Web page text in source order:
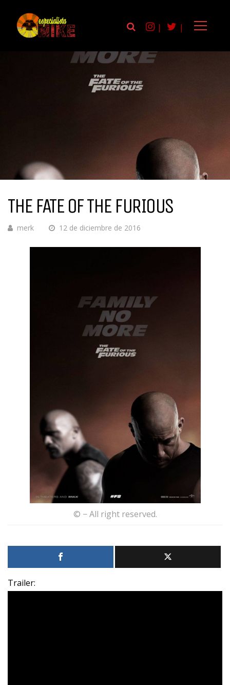
| |
THE FATE OF THE FURIOUS
merk 12 de diciembre de 2016
© − All right reserved.
Trailer: